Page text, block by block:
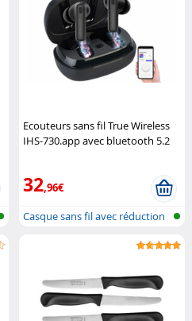
Ecouteurs sans fil True Wireless
IHS-730.app avec bluetooth 5.2
32,96€
Casque sans fil avec réduction